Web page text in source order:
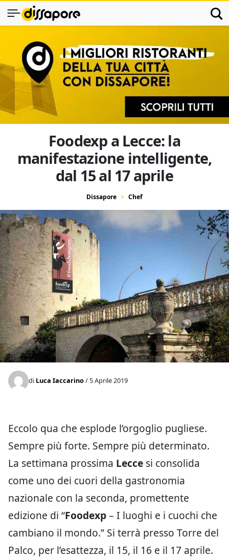
Foodexp a Lecce: la
manifestazione intelligente,
dal 15 al 17 aprile
Dissapore Chef
di Luca Iaccarino/ 5 Aprile 2019
Eccolo qua che esplode l’orgoglio pugliese.
Sempre più forte. Sempre più determinato.
La settimana prossima Lecce si consolida
come uno dei cuori della gastronomia
nazionale con la seconda, promettente
edizione di “Foodexp– I luoghi e i cuochi che
cambiano il mondo.” Si terrà presso Torre del
Palco, per l’esattezza, il 15, il 16 e il 17 aprile.